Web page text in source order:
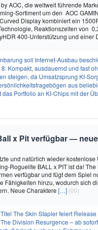
AOC, die weltweit führende
Sortiment um den AOC
Display kombiniert ein
Reaktionszeiten von
400-Unterstützung und einer
soll Internet-Ausbau
Kompakt, ausdauernd und fast
steigen, da Umsatzsprung KI-
aus
das Portfolio an KI-Chips mit der
x Pit verfügbar —
und natürlich wieder
Roguelite BALL x PIT ist da!
verfügbar und fügt dem Spiel
Fähigkeiten hinzu, wodurch sich
Neue Charaktere […] (00)
The Skin Stapler feiert Release
The Division Resurgence – ab